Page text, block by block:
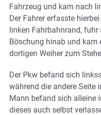
Fahrzeug und kam nach
Der Fahrer erfasste
linken Fahrbahnrand,
Böschung hinab und kam
dortigen Weiher zum
Der Pkw befand sich
während die andere Seite
Mann befand sich alleine
dieses auch selbst